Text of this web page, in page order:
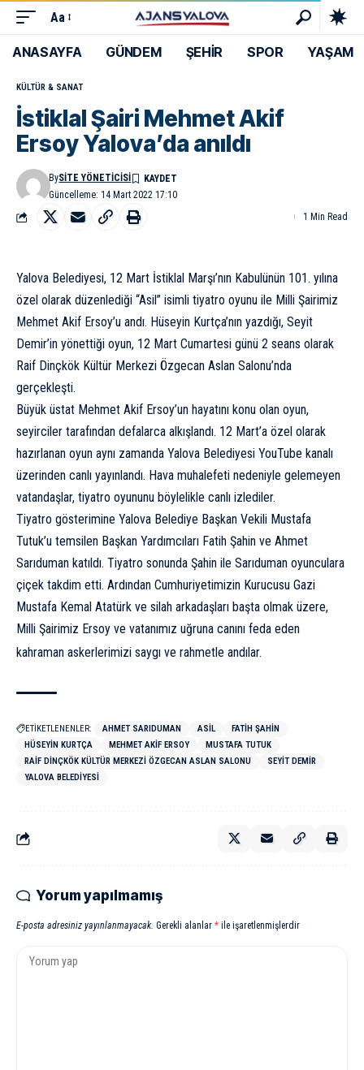
Aa
ANASAYFA GÜNDEM ŞEHİR SPOR YAŞAM
KÜLTÜR & SANAT
İstiklal Şairi Mehmet Akif
Ersoy Yalova’da anıldı
Güncelleme: 14 Mart 2022 17:10
BySITE YÖNETICISI
1 Min Read
Yalova Belediyesi, 12 Mart İstiklal Marşı’nın Kabulünün 101. yılına
özel olarak düzenlediği “Asil” isimli tiyatro oyunu ile Milli Şairimiz
Mehmet Akif Ersoy’u andı. Hüseyin Kurtça’nın yazdığı, Seyit
Demir’in yönettiği oyun, 12 Mart Cumartesi günü 2 seans olarak
Raif Dinçkök Kültür Merkezi Özgecan Aslan Salonu’nda
gerçekleşti.
Büyük üstat Mehmet Akif Ersoy’un hayatını konu olan oyun,
seyirciler tarafından defalarca alkışlandı. 12 Mart’a özel olarak
hazırlanan oyun aynı zamanda Yalova Belediyesi YouTube kanalı
üzerinden canlı yayınlandı. Hava muhalefeti nedeniyle gelemeyen
vatandaşlar, tiyatro oyununu böylelikle canlı izlediler.
Tiyatro gösterimine Yalova Belediye Başkan Vekili Mustafa
Tutuk’u temsilen Başkan Yardımcıları Fatih Şahin ve Ahmet
Sarıduman katıldı. Tiyatro sonunda Şahin ile Sarıduman oyunculara
çiçek takdim etti. Ardından Cumhuriyetimizin Kurucusu Gazi
Mustafa Kemal Atatürk ve silah arkadaşları başta olmak üzere,
Milli Şairimiz Ersoy ve vatanımız uğruna canını feda eden
kahraman askerlerimizi saygı ve rahmetle andılar.
ETİKETLENENLER: AHMET SARIDUMAN ASIL
FATIH ŞAHIN
HÜSEYIN KURTÇA
MEHMET AKIF ERSOY
MUSTAFA TUTUK
RAIF DINÇKÖK KÜLTÜR MERKEZI ÖZGECAN ASLAN SALONU
SEYIT DEMIR
YALOVA BELEDIYESI
Yorum yapılmamış
E-posta adresiniz yayınlanmayacak. Gerekli alanlar * ile işaretlenmişlerdir